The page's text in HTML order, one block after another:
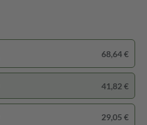
68,64 €
41,82 €
29,05 €